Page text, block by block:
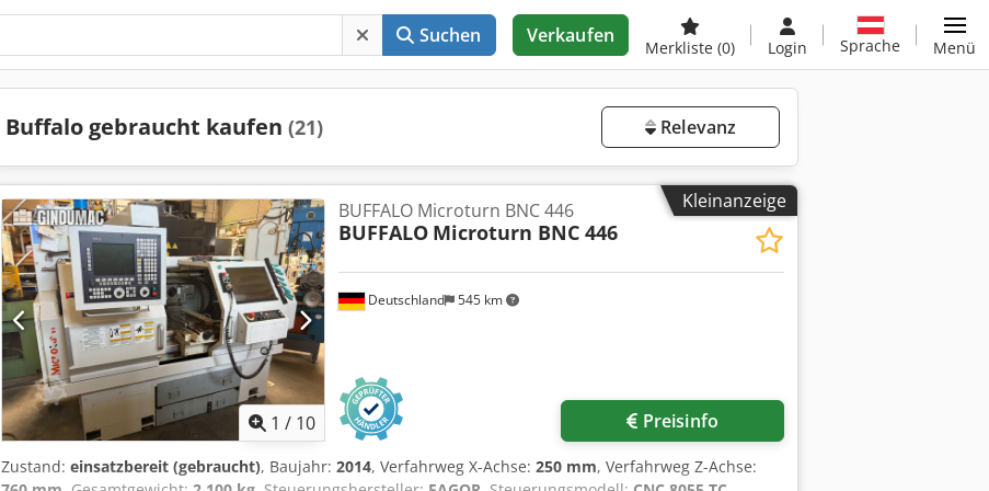
Suchen Verkaufen
Merkliste (0) Login Sprache Menü
Buffalo gebraucht kaufen (21) Relevanz
Kleinanzeige
1 / 10
Deutschland 545 km
BUFFALO Microturn BNC 446
BUFFALO Microturn BNC 446
Preisinfo
Zustand: einsatzbereit (gebraucht), Baujahr: 2014, Verfahrweg X-Achse: 250 mm, Verfahrweg Z-Achse: